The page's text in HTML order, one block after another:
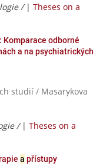
/ | Theses on a
Komparace odborné
a na psychiatrických
studií / Masarykova
/ | Theses on a
a přístupy